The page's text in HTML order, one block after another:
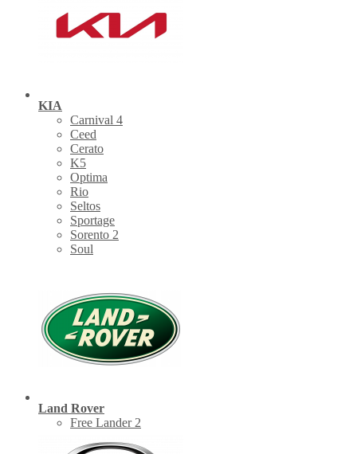
KIA
Carnival 4
Ceed
Cerato
K5
Optima
Rio
Seltos
Sportage
Sorento 2
Soul
Land Rover
Free Lander 2